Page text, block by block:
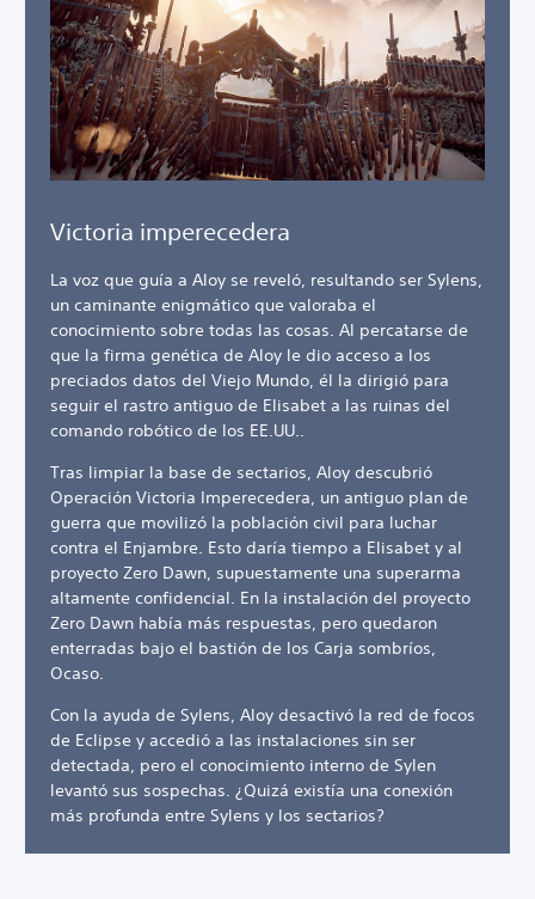
Victoria imperecedera
La voz que guía a Aloy se reveló, resultando ser Sylens,
un caminante enigmático que valoraba el
conocimiento sobre todas las cosas. Al percatarse de
que la firma genética de Aloy le dio acceso a los
preciados datos del Viejo Mundo, él la dirigió para
seguir el rastro antiguo de Elisabet a las ruinas del
comando robótico de los EE.UU..
Tras limpiar la base de sectarios, Aloy descubrió
Operación Victoria Imperecedera, un antiguo plan de
guerra que movilizó la población civil para luchar
contra el Enjambre. Esto daría tiempo a Elisabet y al
proyecto Zero Dawn, supuestamente una superarma
altamente confidencial. En la instalación del proyecto
Zero Dawn había más respuestas, pero quedaron
enterradas bajo el bastión de los Carja sombríos,
Ocaso.
Con la ayuda de Sylens, Aloy desactivó la red de focos
de Eclipse y accedió a las instalaciones sin ser
detectada, pero el conocimiento interno de Sylen
levantó sus sospechas. ¿Quizá existía una conexión
más profunda entre Sylens y los sectarios?